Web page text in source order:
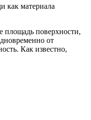
как материала
площадь поверхности,
от
Как известно,